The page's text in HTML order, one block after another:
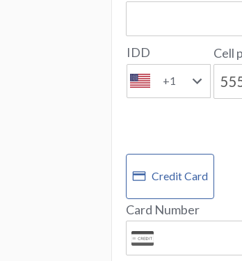
IDD
+1
Cell
Credit Card
Card Number